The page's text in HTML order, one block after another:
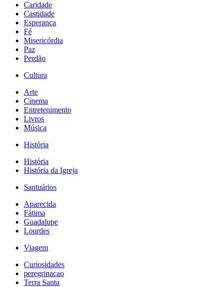
Caridade
Castidade
Esperança
Fé
Misericórdia
Paz
Perdão
Cultura
Arte
Cinema
Entretenimento
Livros
Música
História
História
História da Igreja
Santuários
Aparecida
Fátima
Guadalupe
Lourdes
Viagem
Curiosidades
peregrinacao
Terra Santa